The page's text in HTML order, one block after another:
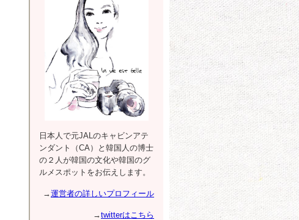
日本人で元JALのキャビンアテ
ンダント（CA）と韓国人の博士
の２人が韓国の文化や韓国のグ
ルメスポットをお伝えします。
→運営者の詳しいプロフィール
→twitterはこちら